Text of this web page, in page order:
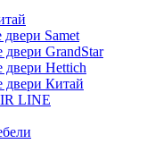
Samet
GrandStar
Hettich
двери Китай
LINE